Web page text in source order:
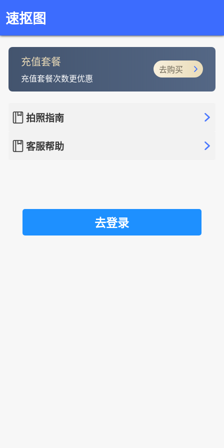
速抠图
去登录
充值套餐
充值套餐次数更优惠
去购买
拍照指南
客服帮助